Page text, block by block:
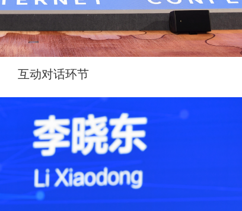
互动对话环节